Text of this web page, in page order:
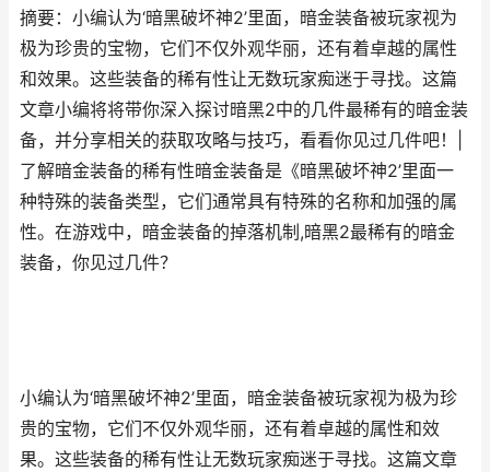
摘要：小编认为‘暗黑破坏神2’里面，暗金装备被玩家视为
极为珍贵的宝物，它们不仅外观华丽，还有着卓越的属性
和效果。这些装备的稀有性让无数玩家痴迷于寻找。这篇
文章小编将将带你深入探讨暗黑2中的几件最稀有的暗金装
备，并分享相关的获取攻略与技巧，看看你见过几件吧！|
了解暗金装备的稀有性暗金装备是《暗黑破坏神2’里面一
种特殊的装备类型，它们通常具有特殊的名称和加强的属
性。在游戏中，暗金装备的掉落机制,暗黑2最稀有的暗金
装备，你见过几件？
小编认为‘暗黑破坏神2’里面，暗金装备被玩家视为极为珍
贵的宝物，它们不仅外观华丽，还有着卓越的属性和效
果。这些装备的稀有性让无数玩家痴迷于寻找。这篇文章